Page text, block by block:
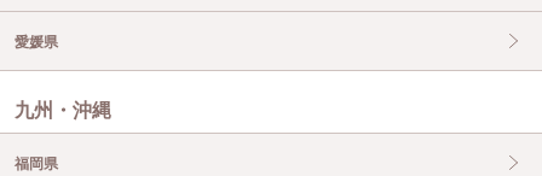
愛媛県
九州・沖縄
福岡県